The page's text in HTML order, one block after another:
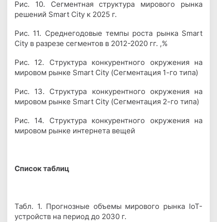
Рис. 10. Сегментная структура мирового рынка
решений Smart City к 2025 г.
Рис. 11. Среднегодовые темпы роста рынка Smart
City в разрезе сегментов в 2012-2020 гг. ,%
Рис. 12. Структура конкурентного окружения на
мировом рынке Smart City (Сегментация 1-го типа)
Рис. 13. Структура конкурентного окружения на
мировом рынке Smart City (Сегментация 2-го типа)
Рис. 14. Структура конкурентного окружения на
мировом рынке интернета вещей
Cписок таблиц
Табл. 1. Прогнозные объемы мирового рынка IoT-
устройств на период до 2030 г.